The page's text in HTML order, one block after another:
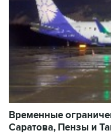
Временные
Саратова, Пензы и